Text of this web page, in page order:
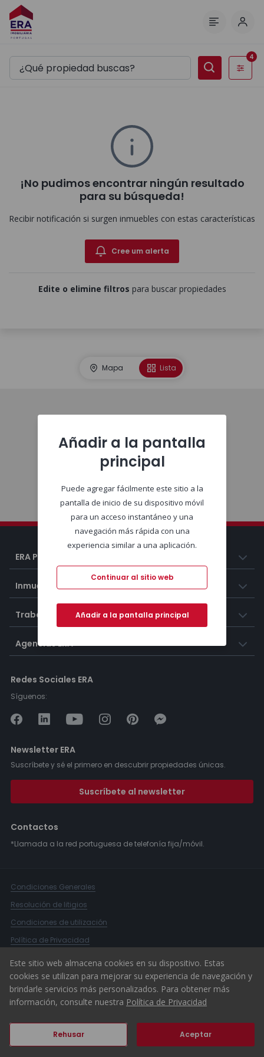
Filtros
4
¡No pudimos encontrar ningún resultado
para su búsqueda!
Recibir notificación si surgen inmuebles con estas características
Cree um alerta
Edite o elimine filtros para buscar propiedades
Mapa Lista
ERA Portugal
Inmuebles
Trabaja con nosotros
Agencias ERA
Redes Sociales ERA
Síguenos:
Newsletter ERA
Suscríbete y sé el primero en descubrir propiedades únicas.
Suscríbete al newsletter
Contactos
*Llamada a la red portuguesa de telefonía fija/móvil.
Condiciones Generales
Resolución de litigios
Condiciones de utilización
Política de Privacidad
Libro de Reclamaciones
Canal Denuncias
© 2026 ERA Portugal
Este sitio web almacena cookies en su dispositivo. Estas
cookies se utilizan para mejorar su experiencia de navegación y
brindarle servicios más personalizados. Para obtener más
información, consulte nuestra Política de Privacidad
Rehusar Aceptar
Añadir a la pantalla
principal
Puede agregar fácilmente este sitio a la
pantalla de inicio de su dispositivo móvil
para un acceso instantáneo y una
navegación más rápida con una
experiencia similar a una aplicación.
Continuar al sitio web
Añadir a la pantalla principal